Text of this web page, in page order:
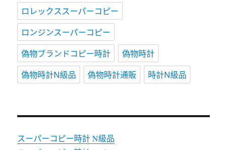
ロレックススーパーコピー
ロンジンスーパーコピー
偽物ブランドコピー時計
偽物時計
偽物時計N級品
偽物時計通販 時計N級品
スーパーコピー時計 N級品